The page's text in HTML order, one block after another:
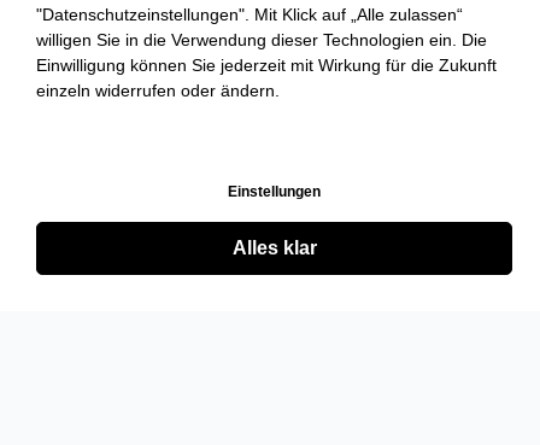
"Datenschutzeinstellungen". Mit Klick auf „Alle zulassen“
willigen Sie in die Verwendung dieser Technologien ein. Die
Einwilligung können Sie jederzeit mit Wirkung für die Zukunft
einzeln widerrufen oder ändern.
Einstellungen
Alles klar